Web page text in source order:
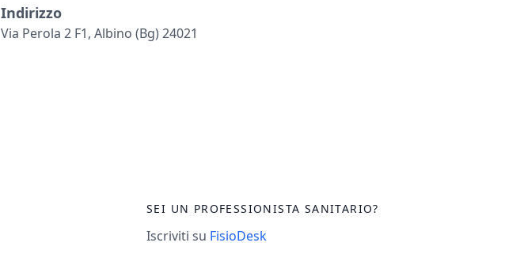
Indirizzo
Via Perola 2 F1, Albino (bg) 24021
SEI UN PROFESSIONISTA SANITARIO?
Iscriviti su FisioDesk